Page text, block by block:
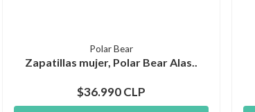
Polar Bear
Zapatillas mujer, Polar Bear Alas..
$36.990 CLP